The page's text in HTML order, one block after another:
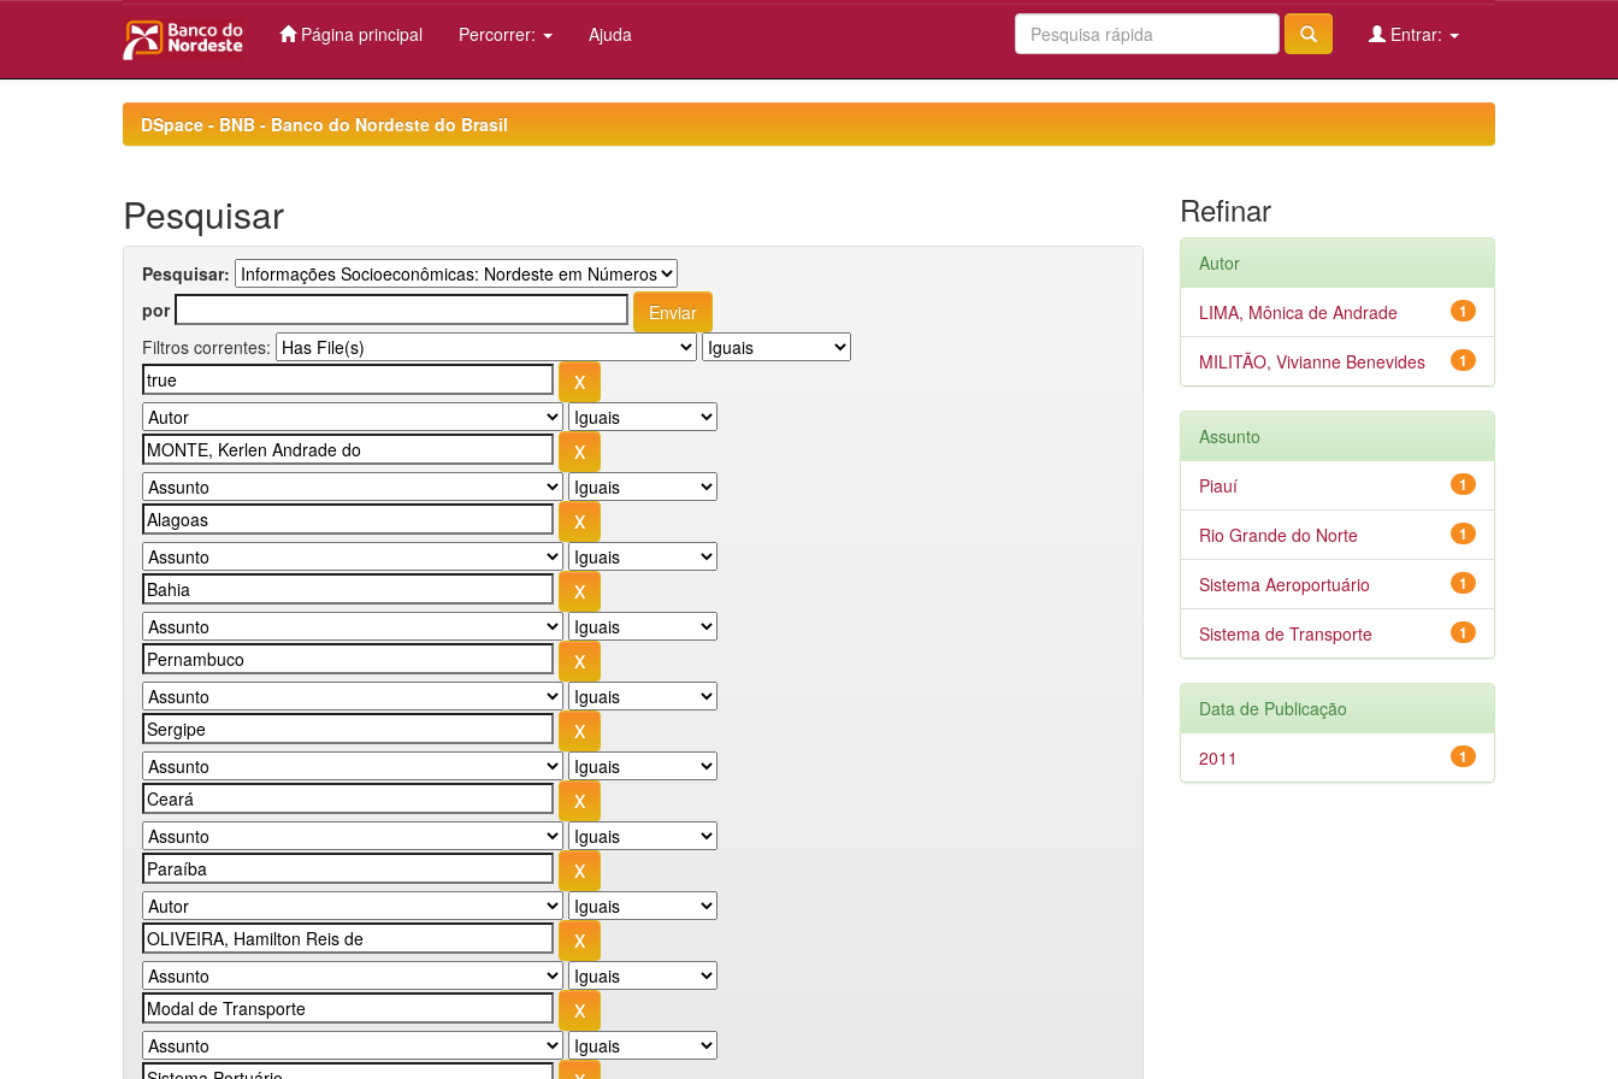
Página principal Percorrer: Ajuda Entrar:
DSpace - BNB - Banco do Nordeste do Brasil
Pesquisar
Pesquisar:
por
Filtros correntes:
Refinar
Autor
1
LIMA, Mônica de Andrade
1
MILITÃO, Vivianne Benevides
Assunto
1
Piauí
1
Rio Grande do Norte
1
Sistema Aeroportuário
1
Sistema de Transporte
Data de Publicação
1
2011